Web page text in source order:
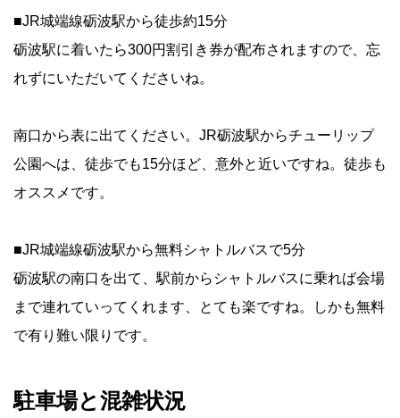
■JR城端線砺波駅から徒歩約15分
砺波駅に着いたら300円割引き券が配布されますので、忘
れずにいただいてくださいね。
南口から表に出てください。JR砺波駅からチューリップ
公園へは、徒歩でも15分ほど、意外と近いですね。徒歩も
オススメです。
■JR城端線砺波駅から無料シャトルバスで5分
砺波駅の南口を出て、駅前からシャトルバスに乗れば会場
まで連れていってくれます、とても楽ですね。しかも無料
で有り難い限りです。
駐車場と混雑状況